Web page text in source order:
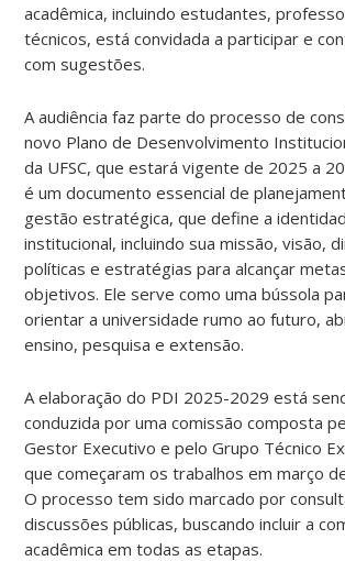
acadêmica, incluindo estudantes,
técnicos, está convidada a participar e
com sugestões.
A audiência faz parte do processo de
novo Plano de Desenvolvimento
da UFSC, que estará vigente de 2025 a
é um documento essencial de
gestão estratégica, que define a
institucional, incluindo sua missão, visão,
políticas e estratégias para alcançar
objetivos. Ele serve como uma bússola
orientar a universidade rumo ao futuro,
ensino, pesquisa e extensão.
A elaboração do PDI 2025-2029 está
conduzida por uma comissão composta
Gestor Executivo e pelo Grupo Técnico
que começaram os trabalhos em março
O processo tem sido marcado por
discussões públicas, buscando incluir a
acadêmica em todas as etapas.